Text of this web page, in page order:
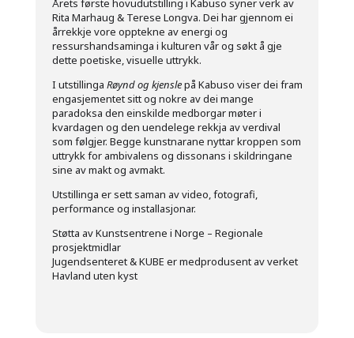
Årets første hovudutstilling i Kabuso syner verk av
Rita Marhaug & Terese Longva. Dei har gjennom ei
årrekkje vore opptekne av energi og
ressurshandsaminga i kulturen vår og søkt å gje
dette poetiske, visuelle uttrykk.
I utstillinga Røynd og kjenslepå Kabuso viser dei fram
engasjementet sitt og nokre av dei mange
paradoksa den einskilde medborgar møter i
kvardagen og den uendelege rekkja av verdival
som følgjer. Begge kunstnarane nyttar kroppen som
uttrykk for ambivalens og dissonans i skildringane
sine av makt og avmakt.
Utstillinga er sett saman av video, fotografi,
performance og installasjonar.
Støtta av Kunstsentrene i Norge – Regionale
prosjektmidlar
Jugendsenteret & KUBE er medprodusent av verket
Havland uten kyst